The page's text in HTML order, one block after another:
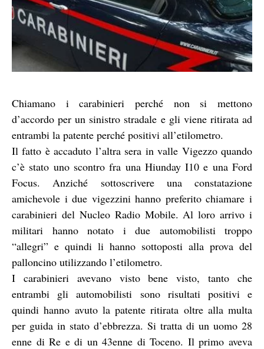
Chiamano i carabinieri perché non si mettono
d’accordo per un sinistro stradale e gli viene ritirata ad
entrambi la patente perché positivi all’etilometro.
Il fatto è accaduto l’altra sera in valle Vigezzo quando
c’è stato uno scontro fra una Hiunday I10 e una Ford
Focus. Anziché sottoscrivere una constatazione
amichevole i due vigezzini hanno preferito chiamare i
carabinieri del Nucleo Radio Mobile. Al loro arrivo i
militari hanno notato i due automobilisti troppo
“allegri” e quindi li hanno sottoposti alla prova del
palloncino utilizzando l’etilometro.
I carabinieri avevano visto bene visto, tanto che
entrambi gli automobilisti sono risultati positivi e
quindi hanno avuto la patente ritirata oltre alla multa
per guida in stato d’ebbrezza. Si tratta di un uomo 28
enne di Re e di un 43enne di Toceno. Il primo aveva